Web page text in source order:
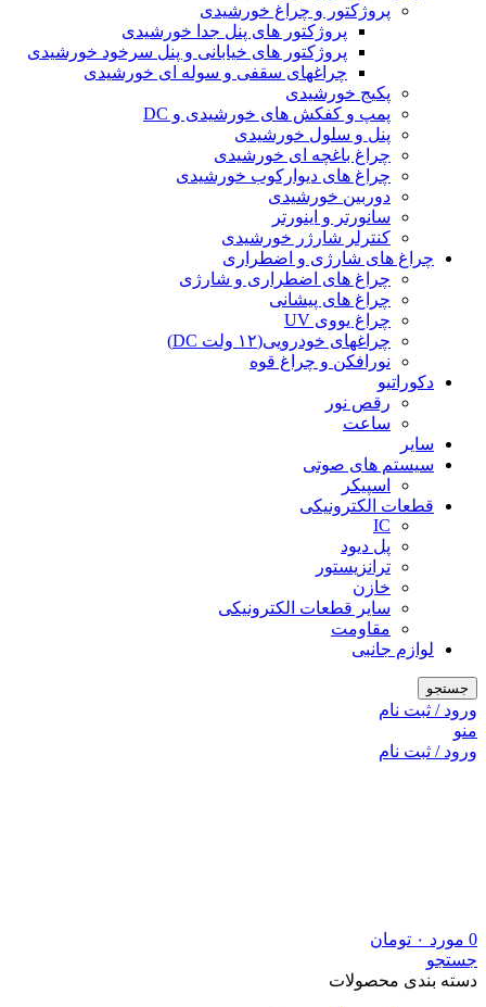
پروژکتور و چراغ خورشیدی
پروژکتور های پنل جدا خورشیدی
پروژکتور های خیابانی و پنل سرخود خورشیدی
چراغهای سقفی و سوله ای خورشیدی
پکیج خورشیدی
پمپ و کفکش های خورشیدی و DC
پنل و سلول خورشیدی
چراغ باغچه ای خورشیدی
چراغ های دیوارکوب خورشیدی
دوربین خورشیدی
سانورتر و اینورتر
کنترلر شارژر خورشیدی
چراغ های شارژی و اضطراری
چراغ های اضطراری و شارژی
چراغ های پیشانی
چراغ یووی UV
چراغهای خودرویی(۱۲ ولت DC)
نورافکن و چراغ قوه
دکوراتیو
رقص نور
ساعت
سایر
سیستم های صوتی
اسپیکر
قطعات الکترونیکی
IC
پل دیود
ترانزیستور
خازن
سایر قطعات الکترونیکی
مقاومت
لوازم جانبی
جستجو
ورود / ثبت نام
منو
ورود / ثبت نام
0 مورد ۰ تومان
جستجو
دسته بندی محصولات